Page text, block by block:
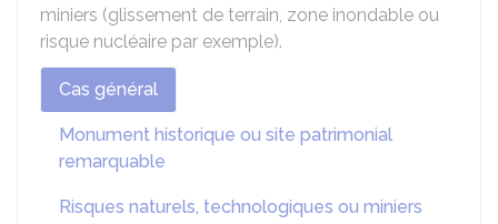
miniers (glissement de terrain, zone inondable ou
risque nucléaire par exemple).
Cas général
Monument historique ou site patrimonial
remarquable
Risques naturels, technologiques ou miniers